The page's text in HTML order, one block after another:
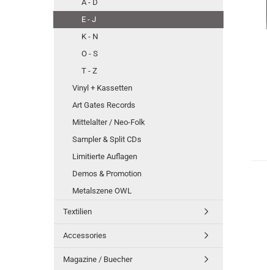
A - D
E - J
K - N
O - S
T - Z
Vinyl + Kassetten
Art Gates Records
Mittelalter / Neo-Folk
Sampler & Split CDs
Limitierte Auflagen
Demos & Promotion
Metalszene OWL
Textilien
Accessories
Magazine / Buecher